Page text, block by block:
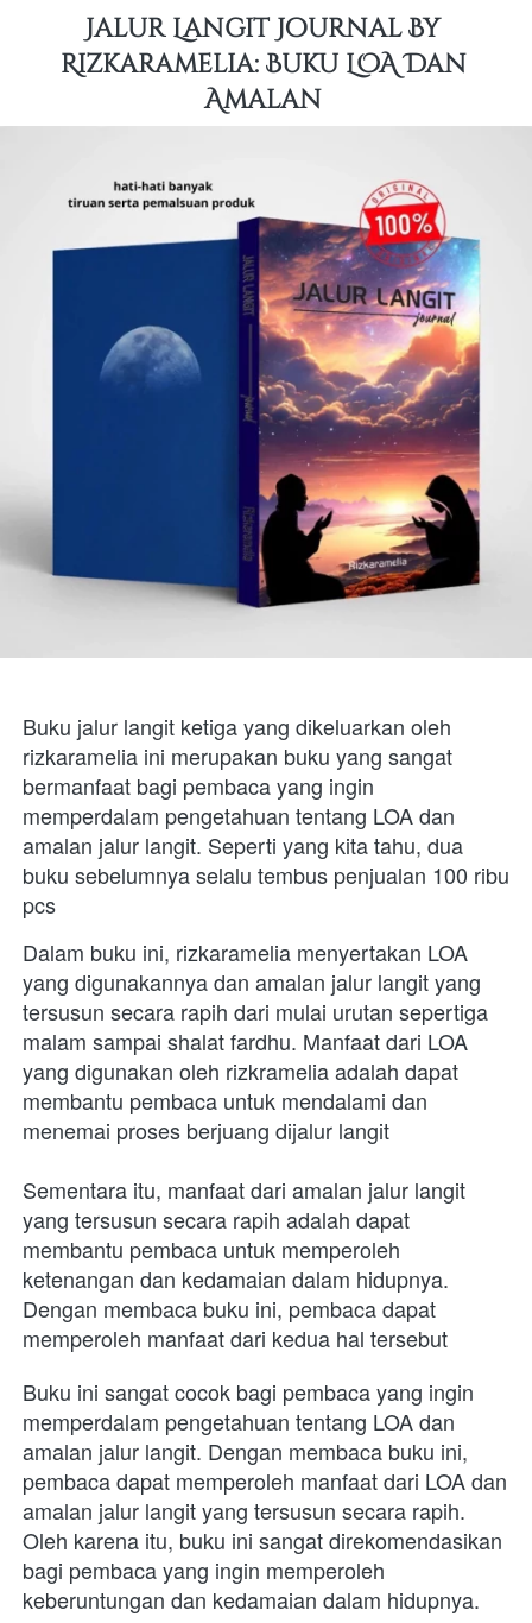
Jalur Langit Journal By
Rizkaramelia: Buku LOA Dan
Amalan
Buku jalur langit ketiga yang dikeluarkan oleh
rizkaramelia ini merupakan buku yang sangat
bermanfaat bagi pembaca yang ingin
memperdalam pengetahuan tentang LOA dan
amalan jalur langit. Seperti yang kita tahu, dua
buku sebelumnya selalu tembus penjualan 100 ribu
pcs
Dalam buku ini, rizkaramelia menyertakan LOA
yang digunakannya dan amalan jalur langit yang
tersusun secara rapih dari mulai urutan sepertiga
malam sampai shalat fardhu. Manfaat dari LOA
yang digunakan oleh rizkramelia adalah dapat
membantu pembaca untuk mendalami dan
menemai proses berjuang dijalur langit
Sementara itu, manfaat dari amalan jalur langit
yang tersusun secara rapih adalah dapat
membantu pembaca untuk memperoleh
ketenangan dan kedamaian dalam hidupnya.
Dengan membaca buku ini, pembaca dapat
memperoleh manfaat dari kedua hal tersebut
Buku ini sangat cocok bagi pembaca yang ingin
memperdalam pengetahuan tentang LOA dan
amalan jalur langit. Dengan membaca buku ini,
pembaca dapat memperoleh manfaat dari LOA dan
amalan jalur langit yang tersusun secara rapih.
Oleh karena itu, buku ini sangat direkomendasikan
bagi pembaca yang ingin memperoleh
keberuntungan dan kedamaian dalam hidupnya.